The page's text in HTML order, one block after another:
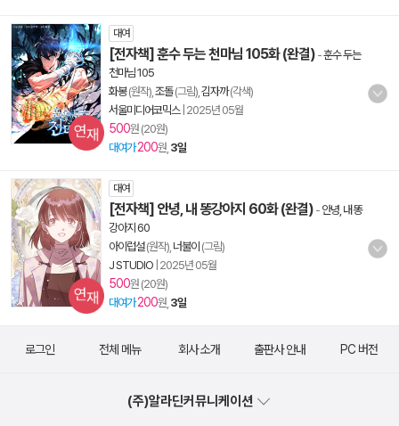
대여
[전자책] 훈수 두는 천마님 105화 (완결) -훈수 두는
천마님 105
화봉(원작), 조돌(그림), 김자까(각색)
서울미디어코믹스| 2025년 05월
500원 (20원)
대여가 200원, 3일
대여
[전자책] 안녕, 내 똥강아지 60화 (완결) - 안녕, 내 똥
강아지 60
아이럽설(원작), 너불이 (그림)
J STUDIO 2025년 05월
500원 (20원)
대여가 200원, 3일
로그인 전체 메뉴 회사 소개 출판사 안내 PC 버전
(주)알라딘커뮤니케이션